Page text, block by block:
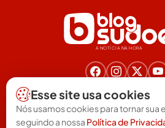
Encruzilhada
Esportes
A NOTÍCIA NA HORA
Nos acompanhe
(77) 3025-
Esse site usa cookies
Nós usamos cookies para tornar sua
seguindo a nossa Política de